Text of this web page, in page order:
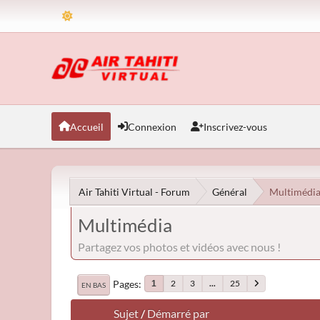
Accueil Connexion Inscrivez-vous
Air Tahiti Virtual - Forum Général Multimédia
Multimédia
Partagez vos photos et vidéos avec nous !
EN BAS Pages 1 2 3 ... 25
Sujet/Démarré par